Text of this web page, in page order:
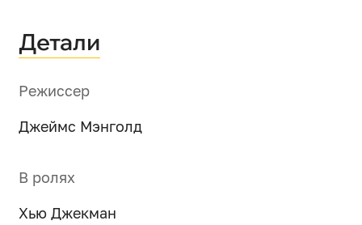
Детали
Режиссер
Джеймс Мэнголд
В ролях
Хью Джекман